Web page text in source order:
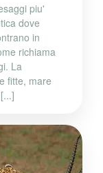
piu'
dove
in
richiama
La
fitte, mare